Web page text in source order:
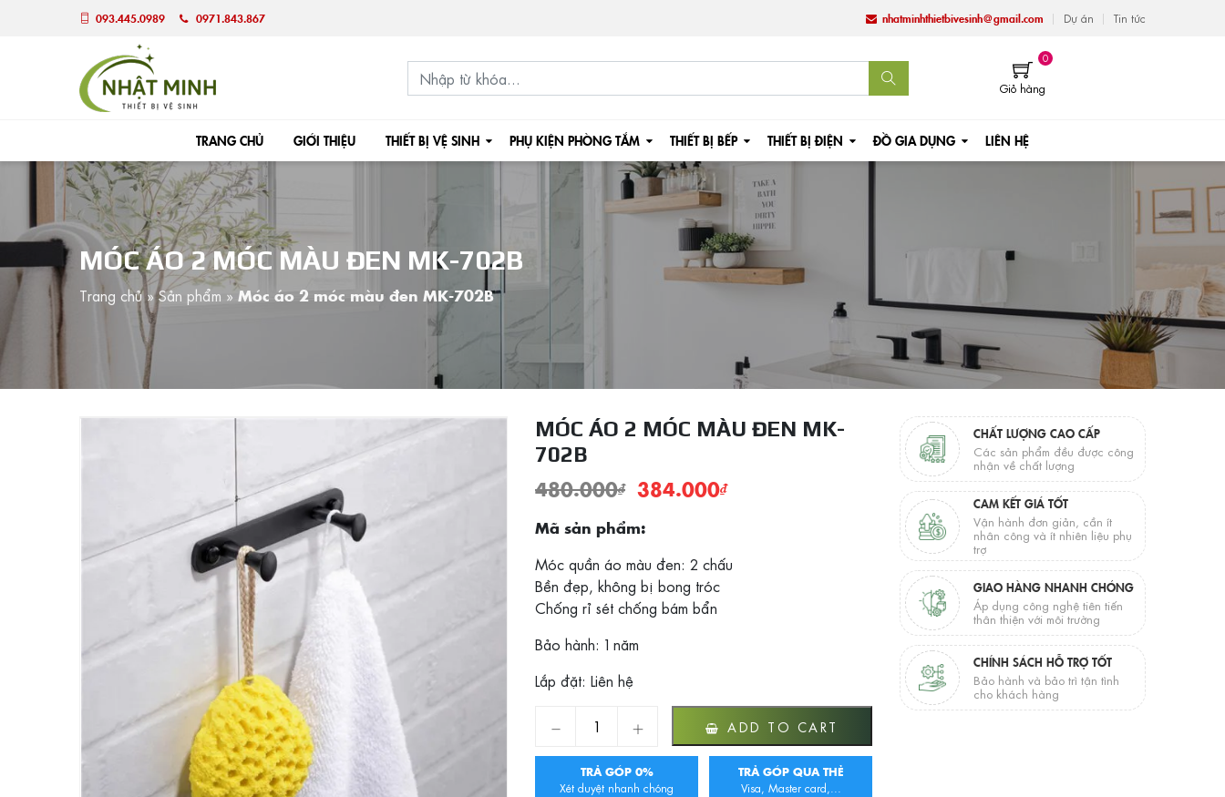
093.445.0989 0971.843.867 nhatminhthietbivesinh@gmail.com Dự án Tin tức
0
Giỏ hàng
TRANG CHỦ GIỚI THIỆU THIẾT BỊ VỆ SINH PHỤ KIỆN PHÒNG TẮM THIẾT BỊ BẾP THIẾT BỊ ĐIỆN ĐỒ GIA DỤNG LIÊN HỆ
MÓC ÁO 2 MÓC MÀU ĐEN MK-702B
Trang chủ»Sản phẩm »Móc áo 2 móc màu đen MK-702B
MÓC ÁO 2 MÓC MÀU ĐEN MK-
702B
480.000₫ 384.000₫
Mã sản phẩm:
Móc quần áo màu đen: 2 chấu
Bền đẹp, không bị bong tróc
Chống rỉ sét chống bám bẩn
Bảo hành: 1 năm
Lắp đặt: Liên hệ
Móc áo 2 móc màu đen MK-702B quantity
ADD TO CART
TRẢ GÓP 0%
Xét duyệt nhanh chóng
TRẢ GÓP QUA THẺ
Visa, Master card,...
CHẤT LƯỢNG CAO CẤP
Các sản phẩm đều được công
nhận về chất lượng
CAM KẾT GIÁ TỐT
Vận hành đơn giản, cần ít
nhân công và ít nhiên liệu phụ
trợ
GIAO HÀNG NHANH CHÓNG
Áp dụng công nghệ tiên tiến
thân thiện với môi trường
CHÍNH SÁCH HỖ TRỢ TỐT
Bảo hành và bảo trì tận tình
cho khách hàng